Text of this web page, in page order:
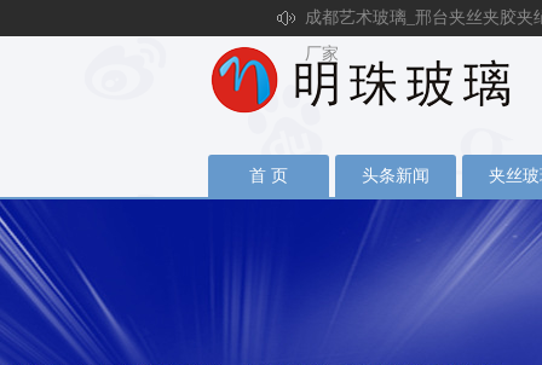
成都艺术玻璃_邢台夹丝夹胶
厂家
首 页 头条新闻 夹丝